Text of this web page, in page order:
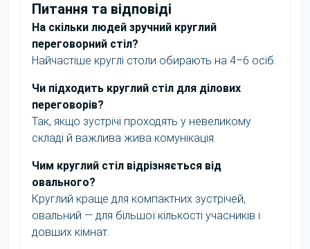
Питання та відповіді
На скільки людей зручний круглий
переговорний стіл?
Найчастіше круглі столи обирають на 4–6 осіб.
Чи підходить круглий стіл для ділових
переговорів?
Так, якщо зустрічі проходять у невеликому
складі й важлива жива комунікація.
Чим круглий стіл відрізняється від
овального?
Круглий краще для компактних зустрічей,
овальний — для більшої кількості учасників і
довших кімнат.